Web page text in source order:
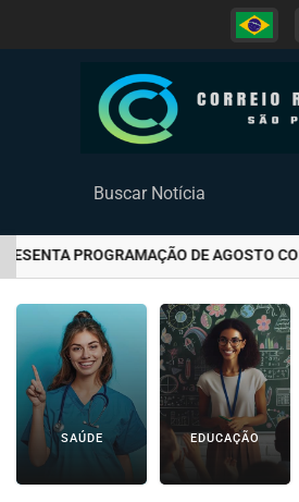
PROGRAMAÇÃO DE AGOSTO
SAÚDE EDUCAÇÃO